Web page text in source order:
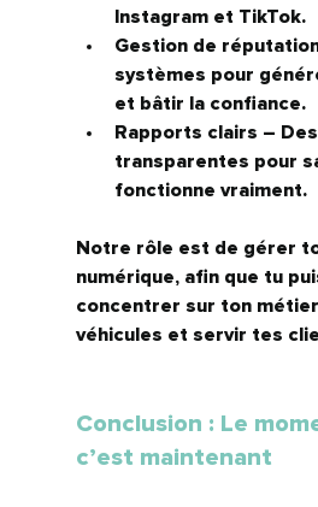
Instagram et TikTok.
Gestion de
systèmes pour
et bâtir la confiance.
Rapports clairs –
transparentes pour
fonctionne vraiment.
Notre rôle est de gérer
numérique, afin que tu
concentrer sur ton
véhicules et servir tes
Conclusion : Le
c’est maintenant